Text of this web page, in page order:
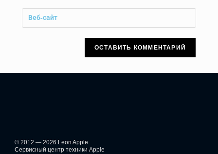
© 2012 — 2026 Leon Apple
Сервисный центр техники Apple